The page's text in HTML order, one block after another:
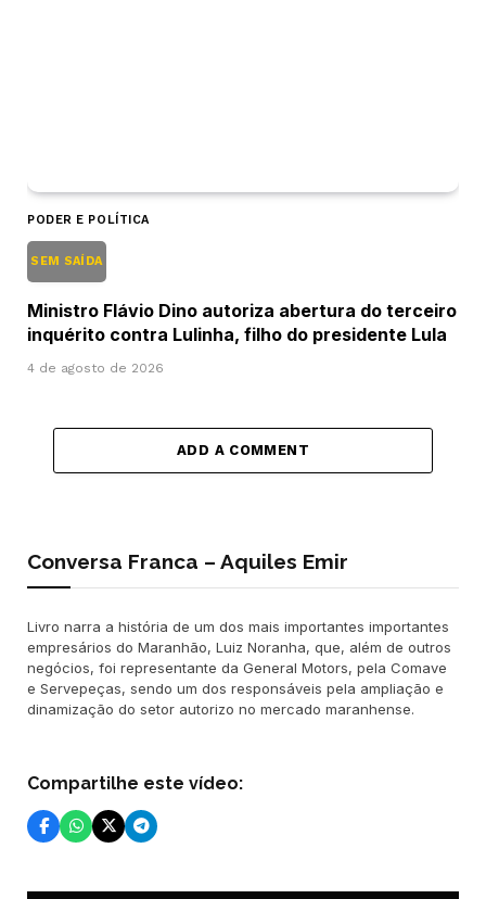
PODER E POLÍTICA
SEM SAÍDA
Ministro Flávio Dino autoriza abertura do terceiro
inquérito contra Lulinha, filho do presidente Lula
4 de agosto de 2026
ADD A COMMENT
Conversa Franca – Aquiles Emir
Livro narra a história de um dos mais importantes importantes
empresários do Maranhão, Luiz Noranha, que, além de outros
negócios, foi representante da General Motors, pela Comave
e Servepeças, sendo um dos responsáveis pela ampliação e
dinamização do setor autorizo no mercado maranhense.
Compartilhe este vídeo: